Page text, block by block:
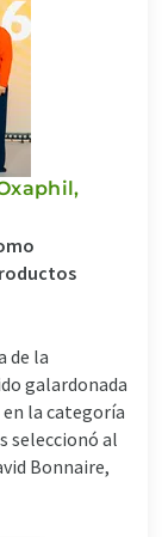
de la
galardonada
la categoría
seleccionó al
Bonnaire,